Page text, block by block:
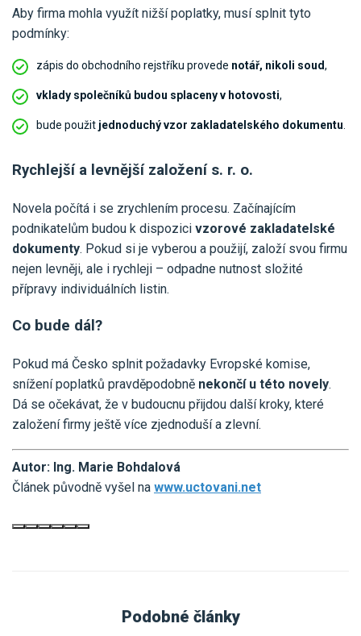
Aby firma mohla využít nižší poplatky, musí splnit tyto
podmínky:
zápis do obchodního rejstříku provede notář, nikoli soud,
vklady společníků budou splaceny v hotovosti,
bude použit jednoduchý vzor zakladatelského dokumentu
Rychlejší a levnější založení s. r. o.
Novela počítá i se zrychlením procesu. Začínajícím
podnikatelům budou k dispozici vzorové zakladatelské
dokumenty. Pokud si je vyberou a použijí, založí svou firmu
nejen levněji, ale i rychleji – odpadne nutnost složité
přípravy individuálních listin.
Co bude dál?
Pokud má Česko splnit požadavky Evropské komise,
snížení poplatků pravděpodobně nekončí u této novely.
Dá se očekávat, že v budoucnu přijdou další kroky, které
založení firmy ještě více zjednoduší a zlevní.
Autor: Ing. Marie Bohdalová
Článek původně vyšel na www.uctovani.net
Podobné články